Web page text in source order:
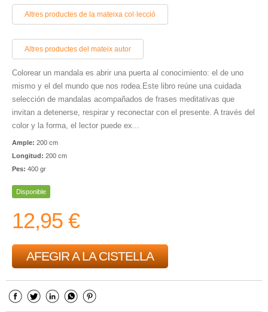
Altres productes de la mateixa col·lecció
Altres productes del mateix autor
Colorear un mandala es abrir una puerta al conocimiento: el de uno
mismo y el del mundo que nos rodea.Este libro reúne una cuidada
selección de mandalas acompañados de frases meditativas que
invitan a detenerse, respirar y reconectar con el presente. A través del
color y la forma, el lector puede ex...
Ample: 200 cm
Longitud: 200 cm
Pes: 400 gr
Disponible
12,95 €
AFEGIR A LA CISTELLA